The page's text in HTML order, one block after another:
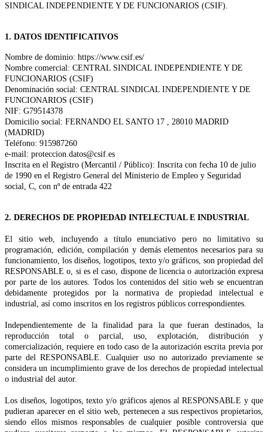
SINDICAL INDEPENDIENTE Y DE FUNCIONARIOS (CSIF).
1. DATOS IDENTIFICATIVOS
Nombre de dominio: https://www.csif.es/
Nombre comercial: CENTRAL SINDICAL INDEPENDIENTE Y DE
FUNCIONARIOS (CSIF)
Denominación social: CENTRAL SINDICAL INDEPENDIENTE Y DE
FUNCIONARIOS (CSIF)
NIF: G79514378
Domicilio social: FERNANDO EL SANTO 17 , 28010 MADRID
(MADRID)
Teléfono: 915987260
e-mail: proteccion.datos@csif.es
Inscrita en el Registro (Mercantil / Público): Inscrita con fecha 10 de julio
de 1990 en el Registro General del Ministerio de Empleo y Seguridad
social, C, con nº de entrada 422
2. DERECHOS DE PROPIEDAD INTELECTUAL E INDUSTRIAL
El sitio web, incluyendo a título enunciativo pero no limitativo su
programación, edición, compilación y demás elementos necesarios para su
funcionamiento, los diseños, logotipos, texto y/o gráficos, son propiedad del
RESPONSABLE o, si es el caso, dispone de licencia o autorización expresa
por parte de los autores. Todos los contenidos del sitio web se encuentran
debidamente protegidos por la normativa de propiedad intelectual e
industrial, así como inscritos en los registros públicos correspondientes.
Independientemente de la finalidad para la que fueran destinados, la
reproducción total o parcial, uso, explotación, distribución y
comercialización, requiere en todo caso de la autorización escrita previa por
parte del RESPONSABLE. Cualquier uso no autorizado previamente se
considera un incumplimiento grave de los derechos de propiedad intelectual
o industrial del autor.
Los diseños, logotipos, texto y/o gráficos ajenos al RESPONSABLE y que
pudieran aparecer en el sitio web, pertenecen a sus respectivos propietarios,
siendo ellos mismos responsables de cualquier posible controversia que